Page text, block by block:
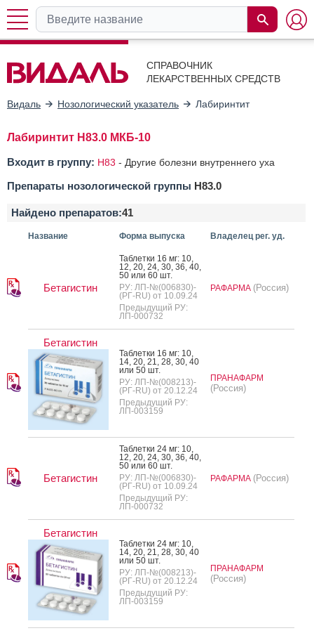
СПРАВОЧНИК
ЛЕКАРСТВЕННЫХ СРЕДСТВ
Видаль Нозологический указатель Лабиринтит
Лабиринтит H83.0 МКБ-10
Входит в группу: H83 - Другие болезни внутреннего уха
Препараты нозологической группы H83.0
Найдено препаратов:41
Название Форма выпуска Владелец рег. уд.
Бетагистин
Таб­летки 16 мг: 10,
12, 20, 24, 30, 36, 40,
50 или 60 шт.
РУ: ЛП-№(006830)-
(РГ-RU) от 10.09.24
Предыдущий РУ:
ЛП-000732
РАФАРМА (Россия)
Бетагистин
Таб­летки 16 мг: 10,
14, 20, 21, 28, 30, 40
или 50 шт.
РУ: ЛП-№(008213)-
(РГ-RU) от 20.12.24
Предыдущий РУ:
ЛП-003159
ПРАНАФАРМ
(Россия)
Бетагистин
Таб­летки 24 мг: 10,
12, 20, 24, 30, 36, 40,
50 или 60 шт.
РУ: ЛП-№(006830)-
(РГ-RU) от 10.09.24
Предыдущий РУ:
ЛП-000732
РАФАРМА (Россия)
Бетагистин
Таб­летки 24 мг: 10,
14, 20, 21, 28, 30, 40
или 50 шт.
РУ: ЛП-№(008213)-
(РГ-RU) от 20.12.24
Предыдущий РУ:
ЛП-003159
ПРАНАФАРМ
(Россия)